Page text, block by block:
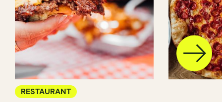
RESTAURANT